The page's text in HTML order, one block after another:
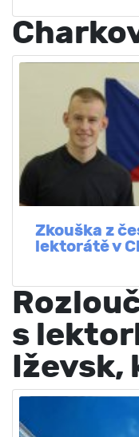
Zkouška z
lektorátě v
s
Iževsk,